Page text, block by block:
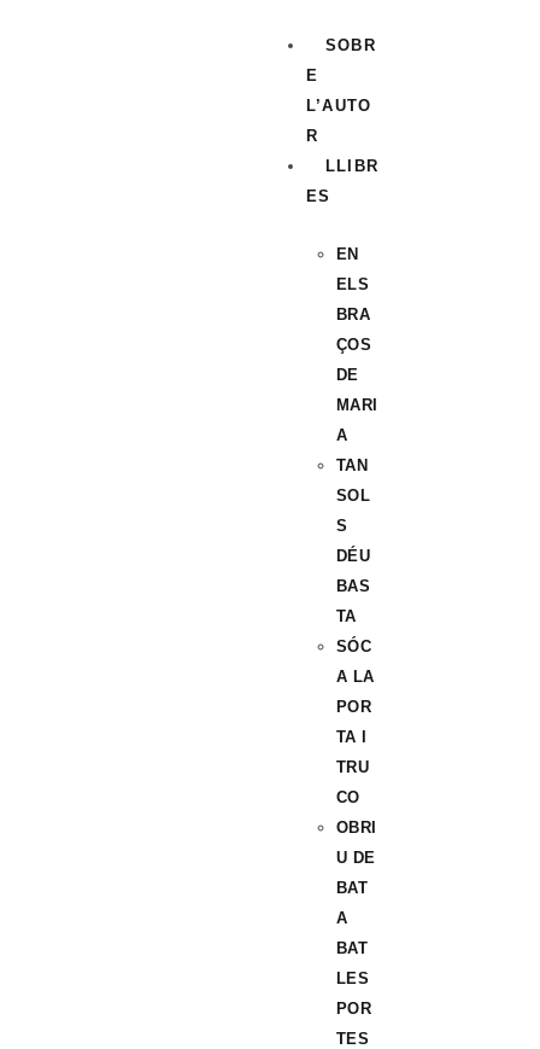
SOBR
E
L’AUTO
R
LLIBR
ES
EN
ELS
BRA
ÇOS
DE
MARI
A
TAN
SOL
S
DÉU
BAS
TA
SÓC
A LA
POR
TA I
TRU
CO
OBRI
U DE
BAT
A
BAT
LES
POR
TES